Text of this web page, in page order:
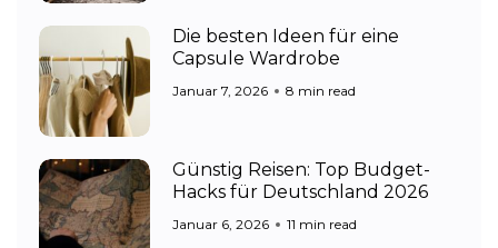
Die besten Ideen für eine
Capsule Wardrobe
Januar 7, 2026 8 min read
Günstig Reisen: Top Budget-
Hacks für Deutschland 2026
Januar 6, 2026 11 min read